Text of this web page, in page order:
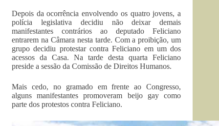
Depois da ocorrência envolvendo os quatro jovens, a
polícia legislativa decidiu não deixar demais
manifestantes contrários ao deputado Feliciano
entrarem na Câmara nesta tarde. Com a proibição, um
grupo decidiu protestar contra Feliciano em um dos
acessos da Casa. Na tarde desta quarta Feliciano
preside a sessão da Comissão de Direitos Humanos.
Mais cedo, no gramado em frente ao Congresso,
alguns manifestantes promoveram beijo gay como
parte dos protestos contra Feliciano.